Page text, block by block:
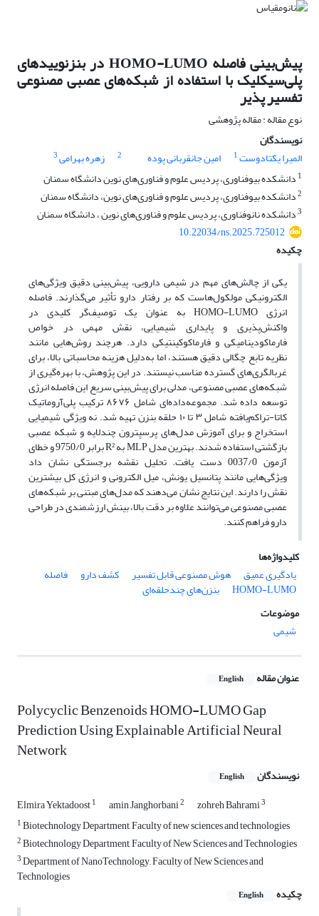
پیش‌بینی فاصله HOMO-LUMO در بنزنوییدهای
پلی‌سیکلیک با استفاده از شبکه‌های عصبی مصنوعی
تفسیر پذیر
نوع مقاله : مقاله پژوهشی
نویسندگان
المیرا یکتادوست1 امین جانقربانی پوده 2 زهره بهرامی3
1 دانشکده بیوفناوری، پردیس علوم و فناور‌ی‌های نوین دانشگاه سمنان
2دانشکده بیوفناوری، پردیس علوم و فناور‌ی‌های نوین، دانشگاه سمنان
3دانشکده نانوفناوری، پردیس علوم و فناوری‌های نوین ، دانشگاه سمنان
10.22034/ns.2025.725012
چکیده
یکی از چالش‌های مهم در شیمی دارویی، پیش‌بینی دقیق ویژگی‌های
الکترونیکی مولکول‌هاست که بر رفتار دارو تأثیر می‌گذارند. فاصله
انرژی HOMO-LUMO به‌ عنوان یک توصیف‌گر کلیدی در
واکنش‌پذیری و پایداری شیمیایی، نقش مهمی در خواص
فارماکودینامیکی و فارماکوکینتیکی دارد. هرچند روش‌هایی مانند
نظریه تابع چگالی دقیق هستند، اما به‌دلیل هزینه محاسباتی بالا، برای
غربالگری‌های گسترده مناسب نیستند. در این پژوهش، با بهره‌گیری از
شبکه‌های عصبی مصنوعی، مدلی برای پیش‌بینی سریع این فاصله انرژی
توسعه داده شد. مجموعه‌داده‌ای شامل ۸۶۷۶ ترکیب پلی‌آروماتیک
کاتا-تراکم‌یافته شامل ۳ تا ۱۰ حلقه بنزن تهیه شد. نه ویژگی شیمیایی
استخراج و برای آموزش مدل‌های پرسپترون چندلایه و شبکه عصبی
بازگشتی استفاده شدند. بهترین مدل MLP به R² برابر 9750/0 و خطای
آزمون 0037/0 دست یافت. تحلیل نقشه برجستگی نشان داد
ویژگی‌هایی مانند پتانسیل یونش، میل الکترونی و انرژی کل بیشترین
نقش را دارند. این نتایج نشان می‌دهند که مدل‌های مبتنی بر شبکه‌های
عصبی مصنوعی می‌توانند علاوه بر دقت بالا، بینش‌ ارزشمندی در طراحی
دارو فراهم کنند.
کلیدواژه‌ها
یادگیری عمیق
هوش مصنوعی قابل تفسیر کشف دارو فاصله
HOMO-LUMO
بنزن‌های چندحلقه‌ای
موضوعات
شیمی
عنوان مقاله English
Polycyclic Benzenoids HOMO-LUMO Gap
Prediction Using Explainable Artificial Neural
Network
نویسندگان English
Elmira Yektadoost1 amin Janghorbani2 zohreh ‌Bahrami3
1Biotechnology Department, Faculty of new sciences and technologies
2Biotechnology Department, Faculty of New Sciences and Technologies
3Department of NanoTechnology,, Faculty of New Sciences and
Technologies
چکیده
English